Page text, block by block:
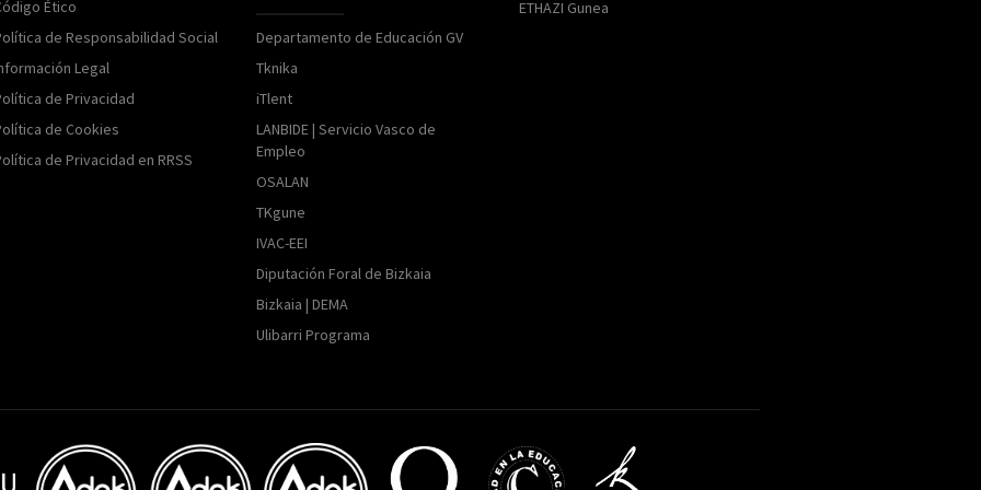
Ético
de Responsabilidad Social
Legal
de Privacidad
de Cookies
de Privacidad en RRSS
Departamento de Educación GV
Tknika
iTlent
LANBIDE | Servicio Vasco de
Empleo
OSALAN
TKgune
IVAC-EEI
Diputación Foral de Bizkaia
Bizkaia | DEMA
Ulibarri Programa
ETHAZI Gunea